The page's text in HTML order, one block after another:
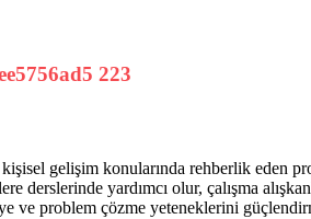
gelişim konularında rehberlik eden
derslerinde yardımcı olur, çalışma
ve problem çözme yeteneklerini